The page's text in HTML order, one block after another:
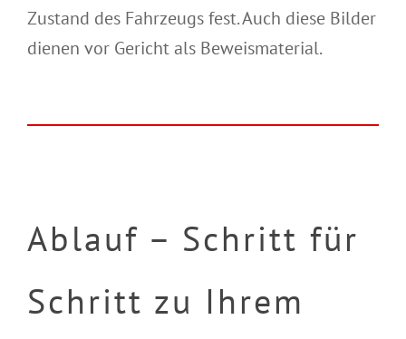
Zustand des Fahrzeugs fest. Auch diese Bilder
dienen vor Gericht als Beweismaterial.
Ablauf – Schritt für
Schritt zu Ihrem